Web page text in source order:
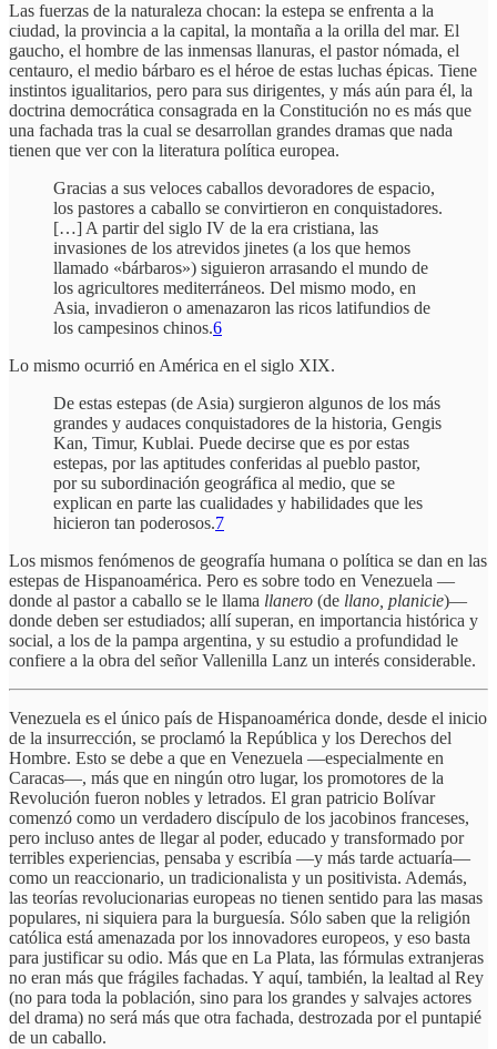
Las fuerzas de la naturaleza chocan: la estepa se enfrenta a la
ciudad, la provincia a la capital, la montaña a la orilla del mar. El
gaucho, el hombre de las inmensas llanuras, el pastor nómada, el
centauro, el medio bárbaro es el héroe de estas luchas épicas. Tiene
instintos igualitarios, pero para sus dirigentes, y más aún para él, la
doctrina democrática consagrada en la Constitución no es más que
una fachada tras la cual se desarrollan grandes dramas que nada
tienen que ver con la literatura política europea.
Gracias a sus veloces caballos devoradores de espacio,
los pastores a caballo se convirtieron en conquistadores.
[…] A partir del siglo IV de la era cristiana, las
invasiones de los atrevidos jinetes (a los que hemos
llamado «bárbaros») siguieron arrasando el mundo de
los agricultores mediterráneos. Del mismo modo, en
Asia, invadieron o amenazaron las ricos latifundios de
los campesinos chinos.6
Lo mismo ocurrió en América en el siglo XIX.
De estas estepas (de Asia) surgieron algunos de los más
grandes y audaces conquistadores de la historia, Gengis
Kan, Timur, Kublai. Puede decirse que es por estas
estepas, por las aptitudes conferidas al pueblo pastor,
por su subordinación geográfica al medio, que se
explican en parte las cualidades y habilidades que les
hicieron tan poderosos.7
Los mismos fenómenos de geografía humana o política se dan en las
estepas de Hispanoamérica. Pero es sobre todo en Venezuela —
donde al pastor a caballo se le llama llanero (de llano, planicie)—
donde deben ser estudiados; allí superan, en importancia histórica y
social, a los de la pampa argentina, y su estudio a profundidad le
confiere a la obra del señor Vallenilla Lanz un interés considerable.
Venezuela es el único país de Hispanoamérica donde, desde el inicio
de la insurrección, se proclamó la República y los Derechos del
Hombre. Esto se debe a que en Venezuela —especialmente en
Caracas—, más que en ningún otro lugar, los promotores de la
Revolución fueron nobles y letrados. El gran patricio Bolívar
comenzó como un verdadero discípulo de los jacobinos franceses,
pero incluso antes de llegar al poder, educado y transformado por
terribles experiencias, pensaba y escribía —y más tarde actuaría—
como un reaccionario, un tradicionalista y un positivista. Además,
las teorías revolucionarias europeas no tienen sentido para las masas
populares, ni siquiera para la burguesía. Sólo saben que la religión
católica está amenazada por los innovadores europeos, y eso basta
para justificar su odio. Más que en La Plata, las fórmulas extranjeras
no eran más que frágiles fachadas. Y aquí, también, la lealtad al Rey
(no para toda la población, sino para los grandes y salvajes actores
del drama) no será más que otra fachada, destrozada por el puntapié
de un caballo.